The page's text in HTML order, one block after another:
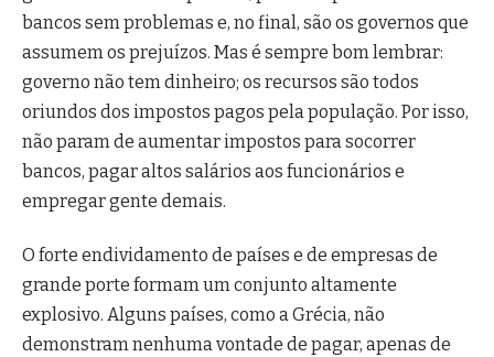
bancos sem problemas e, no final, são os governos que
assumem os prejuízos. Mas é sempre bom lembrar:
governo não tem dinheiro; os recursos são todos
oriundos dos impostos pagos pela população. Por isso,
não param de aumentar impostos para socorrer
bancos, pagar altos salários aos funcionários e
empregar gente demais.
O forte endividamento de países e de empresas de
grande porte formam um conjunto altamente
explosivo. Alguns países, como a Grécia, não
demonstram nenhuma vontade de pagar, apenas de